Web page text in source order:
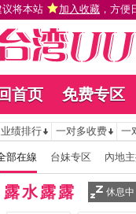
议将本站 加入收藏 ，方便
回首页 免费专区
业绩排行 一对多收费 一
部在線 台妹专区 內地
露水露露 休息中